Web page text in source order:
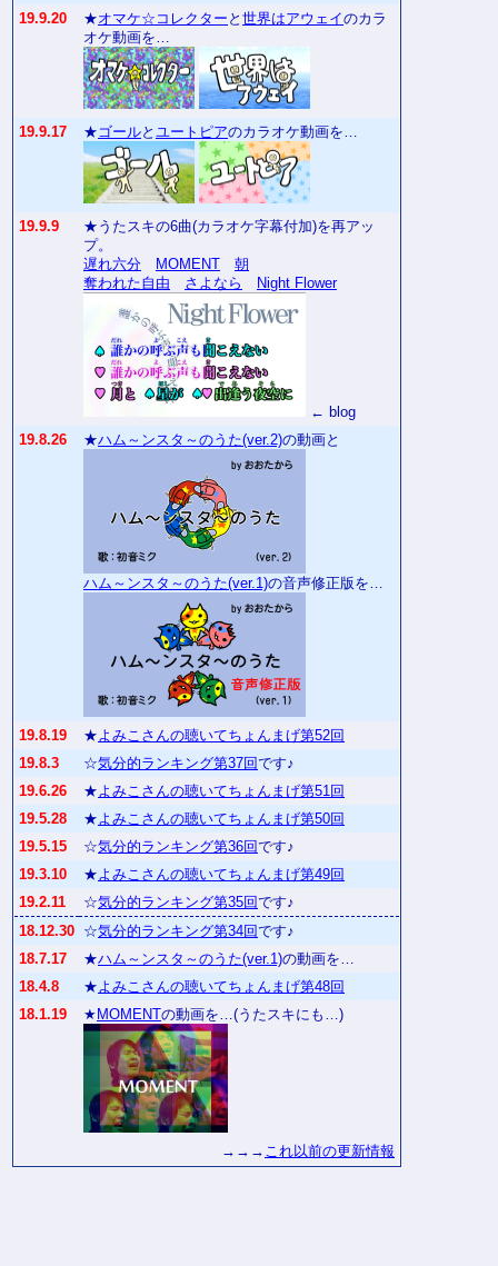
19.9.20 ★オマケ☆コレクター と 世界はアウェイのカラ
オケ動画を…
19.9.17 ★ゴールと ユートピアのカラオケ動画を…
19.9.9
★うたスキの6曲(カラオケ字幕付加)を再アッ
プ。
遅れ六分
MOMENT
朝
奪われた自由
さよなら Night Flower
← blog
19.8.26
★ハム～ンスタ～のうた(ver.2)の動画と
ハム～ンスタ～のうた(ver.1)の音声修正版を…
19.8.19 ★よみこさんの聴いてちょんまげ第52回
19.8.3
☆気分的ランキング第37回です♪
19.6.26
★よみこさんの聴いてちょんまげ第51回
19.5.28
★よみこさんの聴いてちょんまげ第50回
19.5.15
☆気分的ランキング第36回です♪
19.3.10
★よみこさんの聴いてちょんまげ第49回
19.2.11
☆気分的ランキング第35回です♪
18.12.30 ☆気分的ランキング第34回です♪
18.7.17
★ハム～ンスタ～のうた(ver.1)の動画を…
18.4.8
★よみこさんの聴いてちょんまげ第48回
18.1.19
★ MOMENTの動画を…(うたスキにも…)
→→→ これ以前の更新情報